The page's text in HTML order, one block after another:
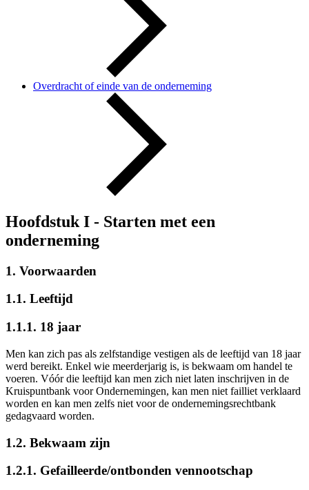
Overdracht of einde van de onderneming
Hoofdstuk I - Starten met een
onderneming
1. Voorwaarden
1.1. Leeftijd
1.1.1. 18 jaar
Men kan zich pas als zelfstandige vestigen als de leeftijd van 18 jaar
werd bereikt. Enkel wie meerderjarig is, is bekwaam om handel te
voeren. Vóór die leeftijd kan men zich niet laten inschrijven in de
Kruispuntbank voor Ondernemingen, kan men niet failliet verklaard
worden en kan men zelfs niet voor de ondernemingsrechtbank
gedagvaard worden.
1.2. Bekwaam zijn
1.2.1. Gefailleerde/ontbonden vennootschap